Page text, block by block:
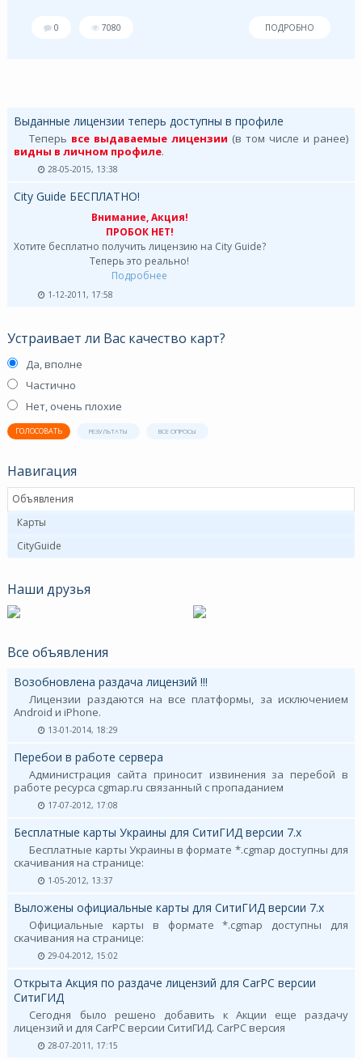
0 7080 ПОДРОБНО
Выданные лицензии теперь доступны в профиле
Теперь все выдаваемые лицензии (в том числе и ранее)
видны в личном профиле.
28-05-2015, 13:38
City Guide БЕСПЛАТНО!
Внимание, Акция!
ПРОБОК НЕТ!
Хотите бесплатно получить лицензию на City Guide?
Теперь это реально!
Подробнее
1-12-2011, 17:58
Устраивает ли Вас качество карт?
Да, вполне
Частично
Нет, очень плохие
ГОЛОСОВАТЬ РЕЗУЛЬТАТЫ ВСЕ ОПРОСЫ
Навигация
Объявления
Карты
CityGuide
Наши друзья
Все объявления
Возобновлена раздача лицензий !!!
Лицензии раздаются на все платформы, за исключением
Android и iPhone.
13-01-2014, 18:29
Перебои в работе сервера
Администрация сайта приносит извинения за перебой в
работе ресурса cgmap.ru связанный с пропаданием
17-07-2012, 17:08
Бесплатные карты Украины для СитиГИД версии 7.х
Бесплатные карты Украины в формате *.cgmap доступны для
скачивания на странице:
1-05-2012, 13:37
Выложены официальные карты для СитиГИД версии 7.х
Официальные карты в формате *.cgmap доступны для
скачивания на странице:
29-04-2012, 15:02
Открыта Акция по раздаче лицензий для CarPC версии
СитиГИД
Сегодня было решено добавить к Акции еще раздачу
лицензий и для CarPC версии СитиГИД. CarPC версия
28-07-2011, 17:15